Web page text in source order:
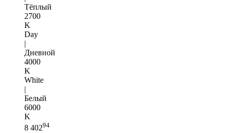
Тёплый
2700
K
Day
|
Дневной
4000
K
White
|
Белый
6000
K
8 40294